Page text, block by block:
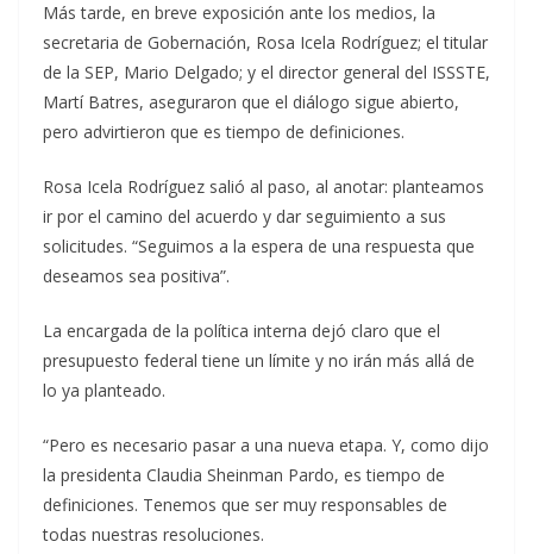
Más tarde, en breve exposición ante los medios, la
secretaria de Gobernación, Rosa Icela Rodríguez; el titular
de la SEP, Mario Delgado; y el director general del ISSSTE,
Martí Batres, aseguraron que el diálogo sigue abierto,
pero advirtieron que es tiempo de definiciones.
Rosa Icela Rodríguez salió al paso, al anotar: planteamos
ir por el camino del acuerdo y dar seguimiento a sus
solicitudes. “Seguimos a la espera de una respuesta que
deseamos sea positiva”.
La encargada de la política interna dejó claro que el
presupuesto federal tiene un límite y no irán más allá de
lo ya planteado.
“Pero es necesario pasar a una nueva etapa. Y, como dijo
la presidenta Claudia Sheinman Pardo, es tiempo de
definiciones. Tenemos que ser muy responsables de
todas nuestras resoluciones.